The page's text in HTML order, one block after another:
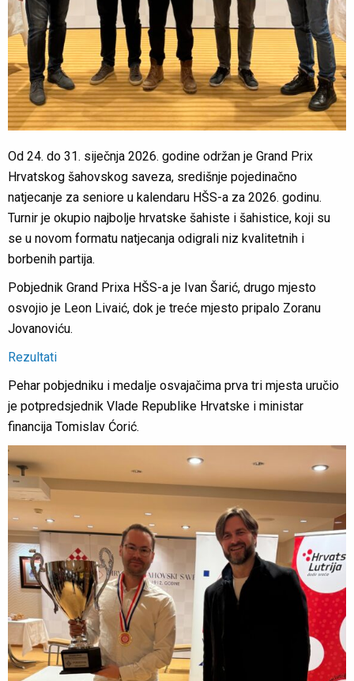
Od 24. do 31. siječnja 2026. godine održan je Grand Prix
Hrvatskog šahovskog saveza, središnje pojedinačno
natjecanje za seniore u kalendaru HŠS-a za 2026. godinu.
Turnir je okupio najbolje hrvatske šahiste i šahistice, koji su
se u novom formatu natjecanja odigrali niz kvalitetnih i
borbenih partija.
Pobjednik Grand Prixa HŠS-a je Ivan Šarić, drugo mjesto
osvojio je Leon Livaić, dok je treće mjesto pripalo Zoranu
Jovanoviću.
Rezultati
Pehar pobjedniku i medalje osvajačima prva tri mjesta uručio
je potpredsjednik Vlade Republike Hrvatske i ministar
financija Tomislav Ćorić.